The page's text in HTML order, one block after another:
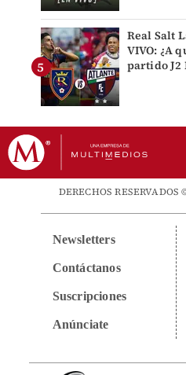
Real Salt
VIVO: ¿A
partido J2
DERECHOS
Newsletters
Contáctanos
Suscripciones
Anúnciate